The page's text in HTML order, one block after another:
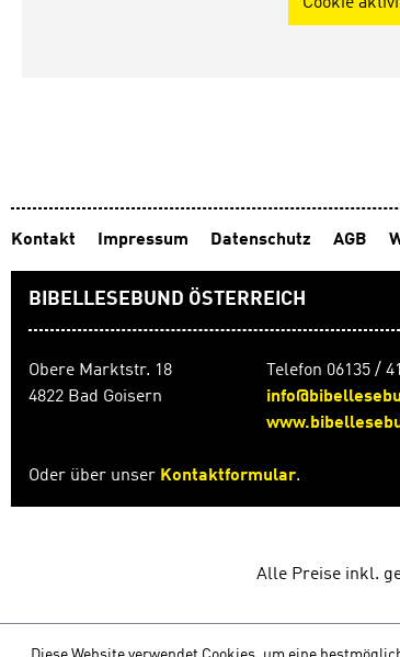
Kontakt Impressum Datenschutz AGB
BIBELLESEBUND ÖSTERREICH
Obere Marktstr. 18
4822 Bad Goisern
Telefon 06135 /
Oder über unser Kontaktformular.
Alle Preise inkl.